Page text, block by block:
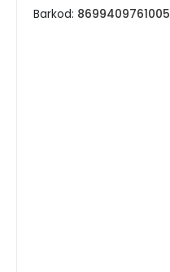
Barkod: 8699409761005